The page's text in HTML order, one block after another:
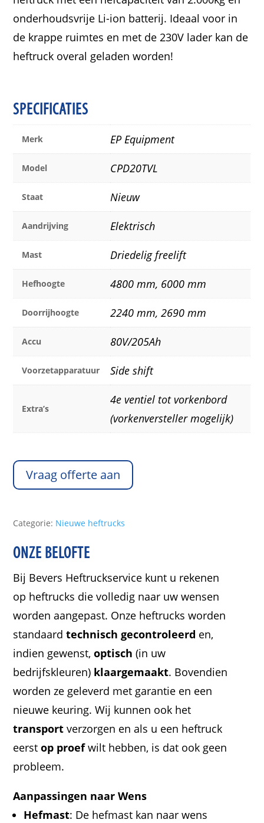
onderhoudsvrije Li-ion batterij. Ideaal voor in
de krappe ruimtes en met de 230V lader kan de
heftruck overal geladen worden!
SPECIFICATIES
Merk EP Equipment
Model CPD20TVL
Staat Nieuw
Aandrijving Elektrisch
Mast Driedelig freelift
Hefhoogte 4800 mm, 6000 mm
Doorrijhoogte 2240 mm, 2690 mm
Accu 80V/205Ah
Voorzetapparatuur Side shift
Extra’s
4e ventiel tot vorkenbord
(vorkenversteller mogelijk)
Vraag offerte aan
Categorie: Nieuwe heftrucks
ONZE BELOFTE
Bij Bevers Heftruckservice kunt u rekenen
op heftrucks die volledig naar uw wensen
worden aangepast. Onze heftrucks worden
standaardtechnisch gecontroleerd en,
indien gewenst,optisch (in uw
bedrijfskleuren) klaargemaakt. Bovendien
worden ze geleverd met garantie en een
nieuwe keuring. Wij kunnen ook het
transport verzorgen en als u een heftruck
eerstop proefwilt hebben, is dat ook geen
probleem.
Aanpassingen naar Wens
Hefmast: De hefmast kan naar wens